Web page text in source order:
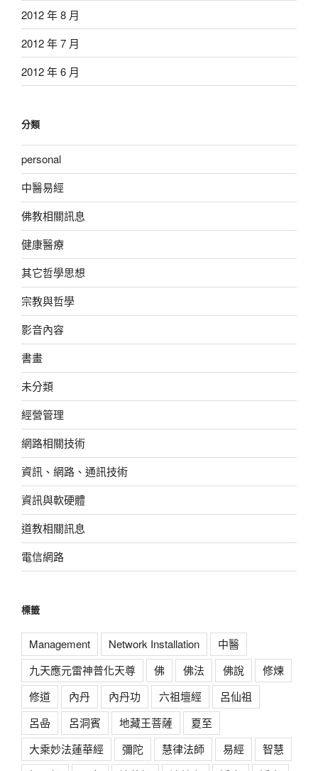
2012 年 8 月
2012 年 7 月
2012 年 6 月
分類
personal
中醫易經
佛教相關訊息
健康醫療
其它哲學思想
宗教與哲學
影音內容
書畫
未分類
經營管理
網路相關技術
資訊、網路、通訊技術
資訊與軟硬體
道教相關訊息
電信網路
標籤
Management Network Installation
中醫
九天應元雷神普化天尊
佛 佛法 佛說
修煉
修道
內丹 內丹功 六祖壇經
呂仙祖
呂喦
呂洞賓 地藏王菩薩
夏至
大乘妙法蓮華經
彌陀 慧律法師 易經
智慧